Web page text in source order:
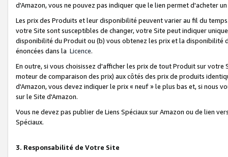
d'Amazon, vous ne pouvez pas indiquer que le lien permet d'acheter
Les prix des Produits et leur disponibilité peuvent varier au fil du
votre Site sont susceptibles de changer, votre Site peut indiquer
disponibilité du Produit ou (b) vous obtenez les prix et la disponibilité
énoncées dans la Licence.
En outre, si vous choisissez d'afficher les prix de tout Produit sur
moteur de comparaison des prix) aux côtés des prix de produits
d'Amazon, vous devez indiquer le prix « neuf » le plus bas et, si nous
sur le Site d'Amazon.
Vous ne devez pas publier de Liens Spéciaux sur Amazon ou de lien
Spéciaux.
3. Responsabilité de Votre Site